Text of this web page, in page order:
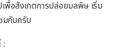
เพื่อสังเกตการปล่อยมลพิษ เริ่ม
มกันครับ
: